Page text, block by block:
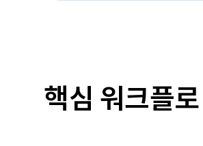
핵심 워크플로